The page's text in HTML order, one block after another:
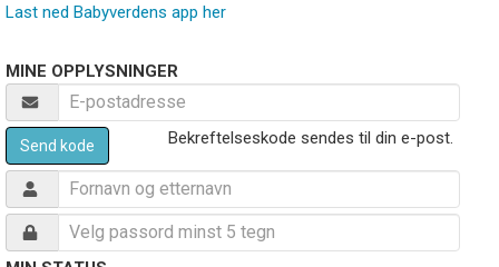
Last ned Babyverdens app her
MINE OPPLYSNINGER
Send kode Bekreftelseskode sendes til din e-post.